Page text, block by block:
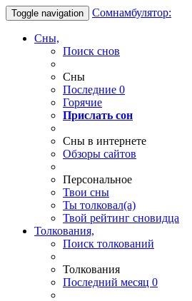
Toggle navigation Сомнамбулятор:
Сны,
Поиск снов
Сны
Последние 0
Горячие
Прислать сон
Сны в интернете
Обзоры сайтов
Персональное
Твои сны
Ты толковал(а)
Твой рейтинг сновидца
Толкования,
Поиск толкований
Толкования
Последний месяц 0